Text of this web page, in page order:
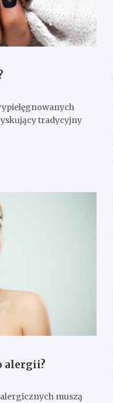
tradycyjny
alergii?
muszą